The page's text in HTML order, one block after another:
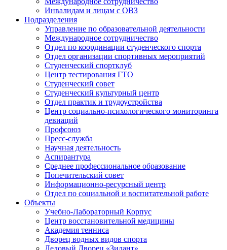
Инвалидам и лицам с ОВЗ
Подразделения
Управление по образовательной деятельности
Международное сотрудничество
Отдел по координации студенческого спорта
Отдел организации спортивных мероприятий
Студенческий спортклуб
Центр тестирования ГТО
Студенческий совет
Студенческий культурный центр
Отдел практик и трудоустройства
Центр социально-психологического мониторинга
девиаций
Профсоюз
Пресс-служба
Научная деятельность
Аспирантура
Среднее профессиональное образование
Попечительский совет
Информационно-ресурсный центр
Отдел по социальной и воспитательной работе
Объекты
Учебно-Лабораторный Корпус
Центр восстановительной медицины
Академия тенниса
Дворец водных видов спорта
Ледовый Дворец «Зилант»